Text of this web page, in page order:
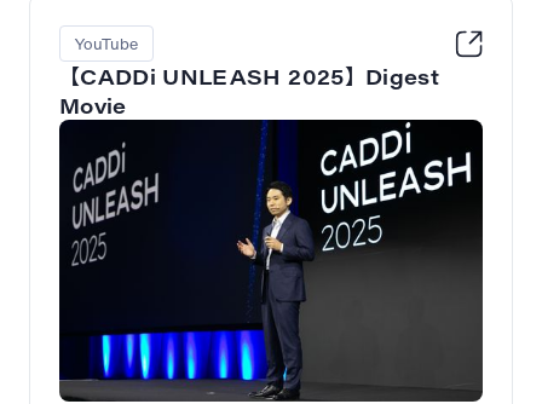
YouTube
【CADDi UNLEASH 2025】Digest
Movie